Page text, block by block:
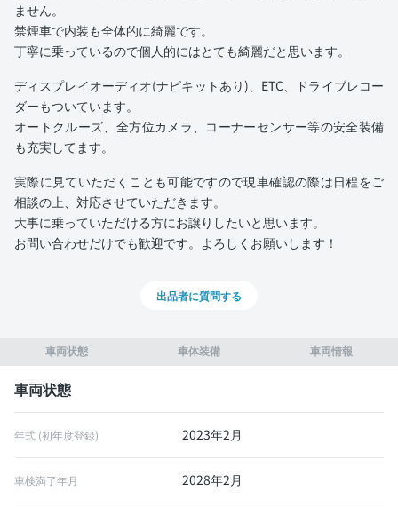
車両状態 車体装備 車両情報
車両状態
年式 (初年度登録) 2023年2月
車検満了年月 2028年2月
ません。
禁煙車で内装も全体的に綺麗です。
丁寧に乗っているので個人的にはとても綺麗だと思います。
ディスプレイオーディオ(ナビキットあり)、ETC、ドライブレコー
ダーもついています。
オートクルーズ、全方位カメラ、コーナーセンサー等の安全装備
も充実してます。
実際に見ていただくことも可能ですので現車確認の際は日程をご
相談の上、対応させていただきます。
大事に乗っていただける方にお譲りしたいと思います。
お問い合わせだけでも歓迎です。よろしくお願いします！
出品者に質問する